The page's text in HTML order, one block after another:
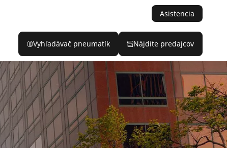
Asistencia
Vyhľadávač pneumatík Nájdite predajcov